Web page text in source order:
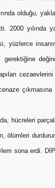
olduğu,
2000
yüzlerce
hücreleri
ölümleri
sona erdi.